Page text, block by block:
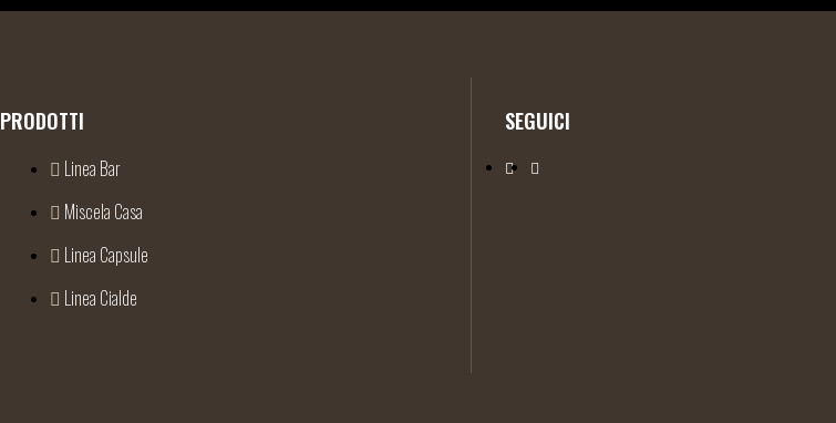
PRODOTTI
Linea Bar
Miscela Casa
Linea Capsule
Linea Cialde
SEGUICI